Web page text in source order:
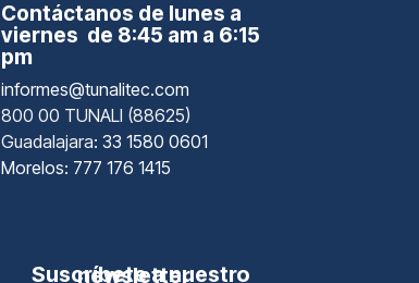
Contáctanos de lunes a
viernes de 8:45 am a 6:15
pm
informes@tunalitec.com
800 00 TUNALI (88625)
Guadalajara: 33 1580 0601
Morelos: 777 176 1415
Suscríbete a nuestro newsletter